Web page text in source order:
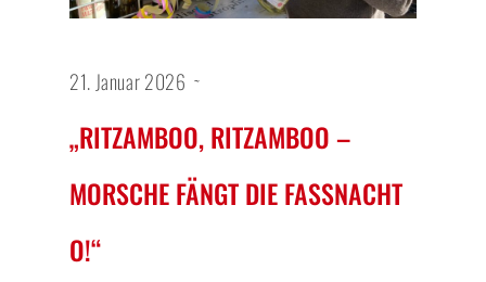
21. Januar 2026
„RITZAMBOO, RITZAMBOO –
MORSCHE FÄNGT DIE FASSNACHT
O!“